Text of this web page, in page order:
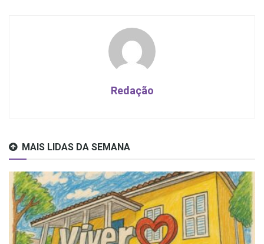
Redação
MAIS LIDAS DA SEMANA